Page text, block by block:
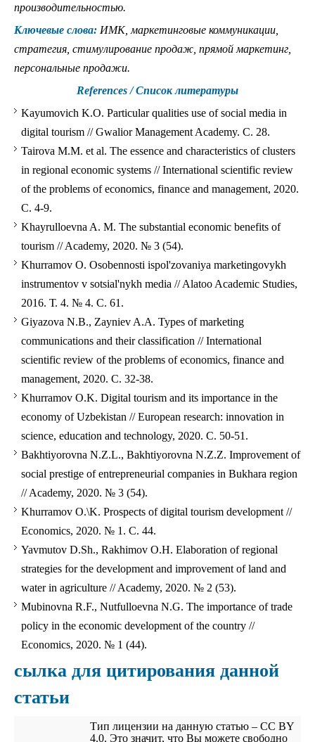
производительностью.
Ключевые слова: ИМК, маркетинговые коммуникации,
стратегия, стимулирование продаж, прямой маркетинг,
персональные продажи.
References / Список литературы
Kayumovich K.O. Particular qualities use of social media in
digital tourism // Gwalior Management Academy. С. 28.
Tairova M.M. et al. The essence and characteristics of clusters
in regional economic systems // International scientific review
of the problems of economics, finance and management, 2020.
С. 4-9.
Khayrulloevna A. M. The substantial economic benefits of
tourism // Academy, 2020. № 3 (54).
Khurramov O. Osobennosti ispol'zovaniya marketingovykh
instrumentov v sotsial'nykh media // Alatoo Academic Studies,
2016. Т. 4. № 4. С. 61.
Giyazova N.B., Zayniev A.A. Types of marketing
communications and their classification // International
scientific review of the problems of economics, finance and
management, 2020. С. 32-38.
Khurramov O.K. Digital tourism and its importance in the
economy of Uzbekistan // European research: innovation in
science, education and technology, 2020. С. 50-51.
Bakhtiyorovna N.Z.L., Bakhtiyorovna N.Z.Z. Improvement of
social prestige of entrepreneurial companies in Bukhara region
// Academy, 2020. № 3 (54).
Khurramov O.\K. Prospects of digital tourism development //
Economics, 2020. № 1. С. 44.
Yavmutov D.Sh., Rakhimov O.H. Elaboration of regional
strategies for the development and improvement of land and
water in agriculture // Academy, 2020. № 2 (53).
Mubinovna R.F., Nutfulloevna N.G. The importance of trade
policy in the economic development of the country //
Economics, 2020. № 1 (44).
сылка для цитирования данной
статьи
Тип лицензии на данную статью – CC BY
4.0. Это значит, что Вы можете свободно